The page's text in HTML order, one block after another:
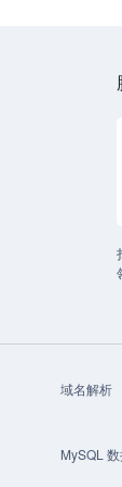
域名解析
MySQL